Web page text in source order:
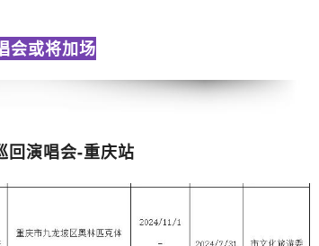
会或将加场
回演唱会-重庆站